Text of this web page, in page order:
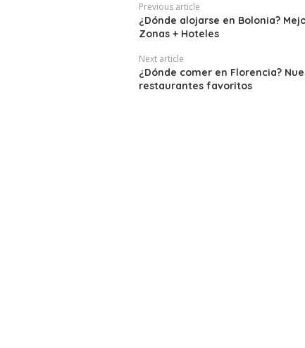
Previous article
¿Dónde alojarse en Bolonia?
Zonas + Hoteles
Next article
¿Dónde comer en Florencia?
restaurantes favoritos